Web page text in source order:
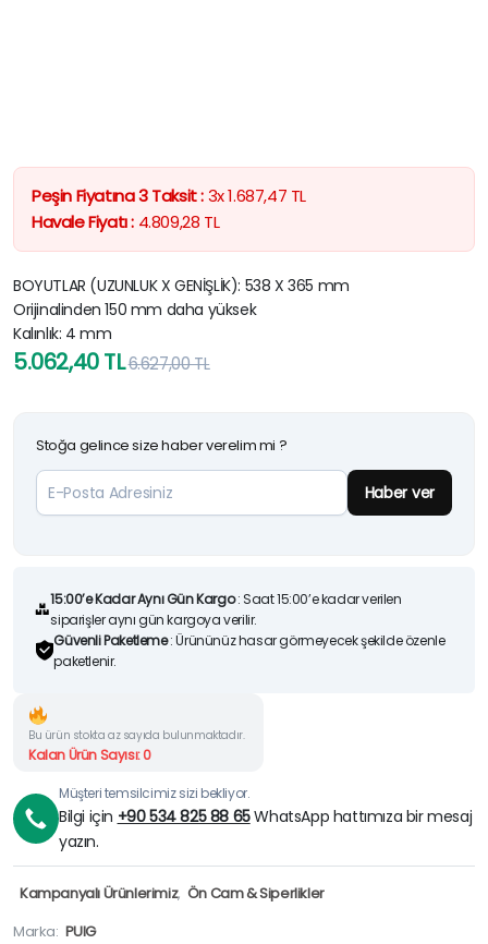
Peşin Fiyatına 3 Taksit :3x1.687,47 TL
Havale Fiyatı : 4.809,28 TL
BOYUTLAR (UZUNLUK X GENİŞLİK): 538 X 365 mm
Orijinalinden 150 mm daha yüksek
Kalınlık: 4 mm
6.627,00TL
5.062,40TL
5.062,40 TL.
Stoğa gelince size haber verelim mi ?
Haber ver
15:00’e Kadar Aynı Gün Kargo: Saat 15:00’e kadar verilen
siparişler aynı gün kargoya verilir.
Güvenli Paketleme: Ürününüz hasar görmeyecek şekilde özenle
paketlenir.
Bu ürün stokta az sayıda bulunmaktadır.
Kalan Ürün Sayısı: 0
Müşteri temsilcimiz sizi bekliyor.
Bilgi için +90 534 825 88 65WhatsApp hattımıza bir mesaj
yazın.
Kampanyalı Ürünlerimiz, Ön Cam & Siperlikler
Marka: PUIG